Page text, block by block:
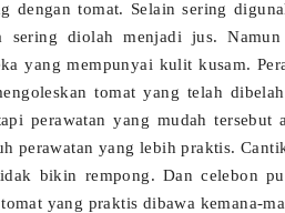
dengan tomat. Selain sering
sering diolah menjadi jus.
yang mempunyai kulit kusam.
tomat yang telah
perawatan yang mudah
perawatan yang lebih praktis.
bikin rempong. Dan celebon
yang praktis dibawa kemana-